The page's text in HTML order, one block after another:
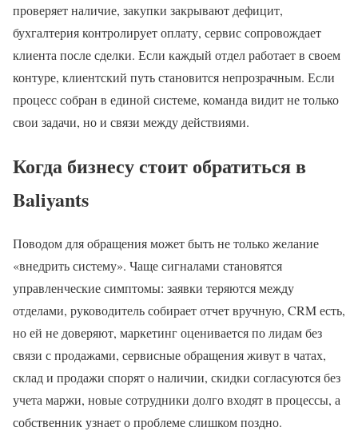
проверяет наличие, закупки закрывают дефицит,
бухгалтерия контролирует оплату, сервис сопровождает
клиента после сделки. Если каждый отдел работает в своем
контуре, клиентский путь становится непрозрачным. Если
процесс собран в единой системе, команда видит не только
свои задачи, но и связи между действиями.
Когда бизнесу стоит обратиться в
Baliyants
Поводом для обращения может быть не только желание
«внедрить систему». Чаще сигналами становятся
управленческие симптомы: заявки теряются между
отделами, руководитель собирает отчет вручную, CRM есть,
но ей не доверяют, маркетинг оценивается по лидам без
связи с продажами, сервисные обращения живут в чатах,
склад и продажи спорят о наличии, скидки согласуются без
учета маржи, новые сотрудники долго входят в процессы, а
собственник узнает о проблеме слишком поздно.